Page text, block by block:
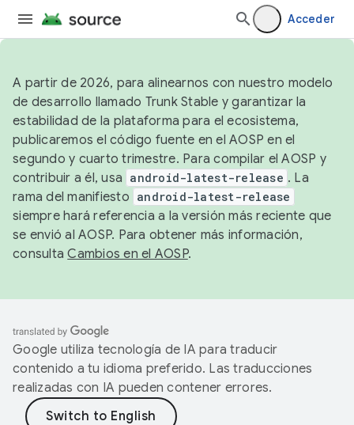
Acceder
A partir de 2026, para alinearnos con nuestro modelo
de desarrollo llamado Trunk Stable y garantizar la
estabilidad de la plataforma para el ecosistema,
publicaremos el código fuente en el AOSP en el
segundo y cuarto trimestre. Para compilar el AOSP y
contribuir a él, usa android-latest-release . La
rama del manifiesto android-latest-release
siempre hará referencia a la versión más reciente que
se envió al AOSP. Para obtener más información,
consultaCambios en el AOSP.
Google utiliza tecnología de IA para traducir
contenido a tu idioma preferido. Las traducciones
realizadas con IA pueden contener errores.